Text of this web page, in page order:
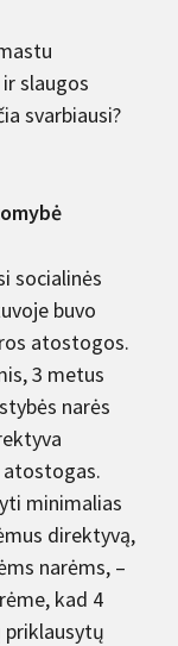
slaugos
svarbiausi?
socialinės
buvo
atostogos.
3 metus
narės
atostogas.
minimalias
direktyvą,
narėms, –
kad 4